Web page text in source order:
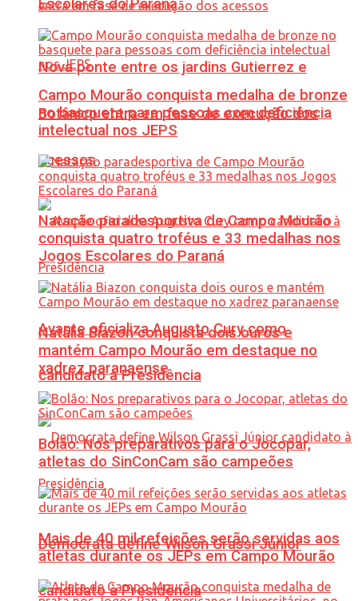
Nova ponte entre os jardins Gutierrez e
Botânico entra em fase de execução dos
acessos
Avante oficializa Augusto Cury como
candidato à Presidência
Democrata define Wilson Grassi Júnior
candidato à Presidência
Escolares do Paraná
Campo Mourão conquista medalha de bronze
no basquete para pessoas com deficiência
intelectual nos JEPS
Natação paradesportiva de Campo Mourão
conquista quatro troféus e 33 medalhas nos
Jogos Escolares do Paraná
Natália Biazon conquista dois ouros e
mantém Campo Mourão em destaque no
xadrez paranaense
Bolão: Nos preparativos para o Jocopar,
atletas do SinConCam são campeões
Mais de 40 mil refeições serão servidas aos
atletas durante os JEPs em Campo Mourão